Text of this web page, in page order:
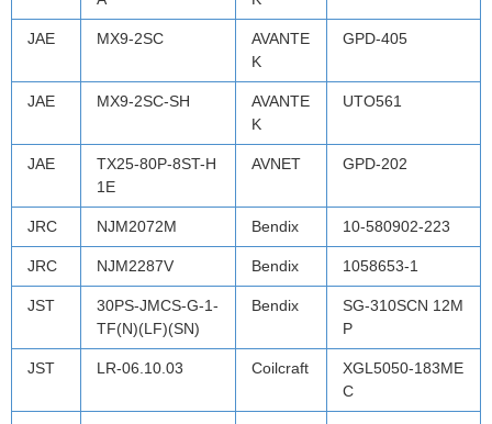
JAE MX9-2SC
AVANTE
K
GPD-405
JAE MX9-2SC-SH
AVANTE
K
UTO561
JAE
TX25-80P-8ST-H
1E
AVNET GPD-202
JRC NJM2072M Bendix 10-580902-223
JRC NJM2287V Bendix 1058653-1
JST
30PS-JMCS-G-1-
TF(N)(LF)(SN)
Bendix
SG-310SCN 12M
P
JST LR-06.10.03 Coilcraft
XGL5050-183ME
C